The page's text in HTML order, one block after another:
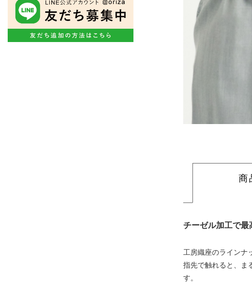
商
チーゼル加工で最
工房織座のラインナ
指先で触れると、ま
す。